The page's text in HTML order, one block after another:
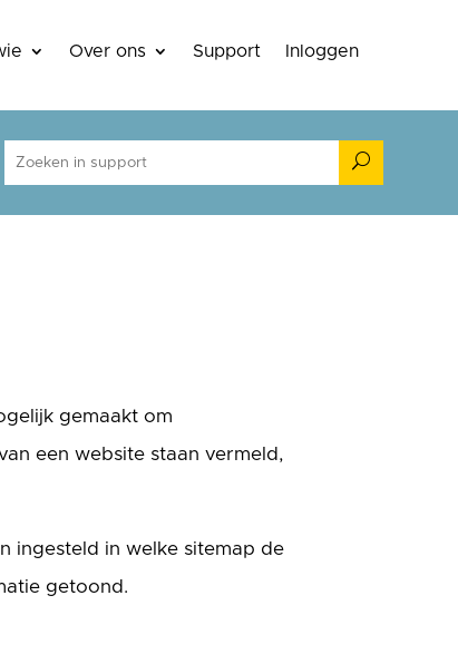
Over ons Support Inloggen
U
gemaakt om
een website staan vermeld,
ingesteld in welke sitemap de
getoond.